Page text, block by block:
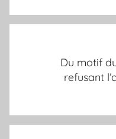
Du motif
refusant